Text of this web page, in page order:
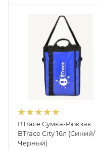
BTrace Сумка-Рюкзак
BTrace City 16л (Синий/
Черный)